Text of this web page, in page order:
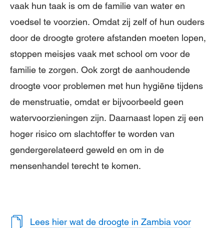
vaak hun taak is om de familie van water en
voedsel te voorzien. Omdat zij zelf of hun ouders
door de droogte grotere afstanden moeten lopen,
stoppen meisjes vaak met school om voor de
familie te zorgen. Ook zorgt de aanhoudende
droogte voor problemen met hun hygiëne tijdens
de menstruatie, omdat er bijvoorbeeld geen
watervoorzieningen zijn. Daarnaast lopen zij een
hoger risico om slachtoffer te worden van
gendergerelateerd geweld en om in de
mensenhandel terecht te komen.
Lees hier wat de droogte in Zambia voor